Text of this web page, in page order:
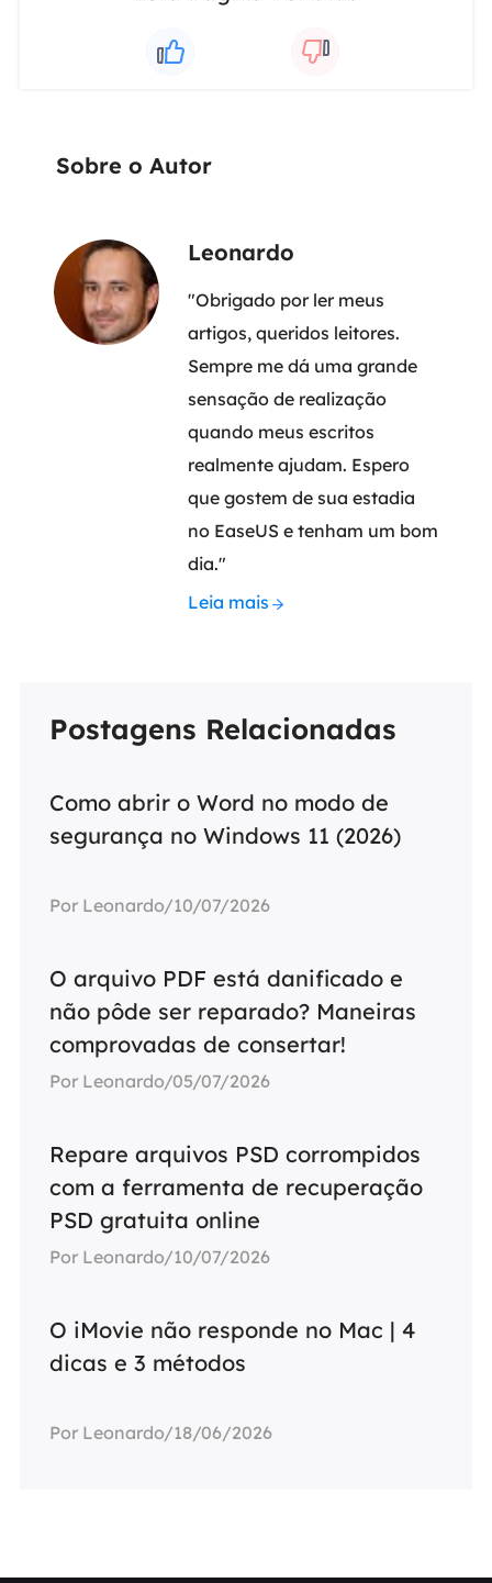
Sobre o Autor
Leonardo
"Obrigado por ler meus
artigos, queridos leitores.
Sempre me dá uma grande
sensação de realização
quando meus escritos
realmente ajudam. Espero
que gostem de sua estadia
no EaseUS e tenham um bom
dia."
Leia mais
Postagens Relacionadas
Como abrir o Word no modo de
segurança no Windows 11 (2026)
Por Leonardo/10/07/2026
O arquivo PDF está danificado e
não pôde ser reparado? Maneiras
comprovadas de consertar!
Por Leonardo/05/07/2026
Repare arquivos PSD corrompidos
com a ferramenta de recuperação
PSD gratuita online
Por Leonardo/10/07/2026
O iMovie não responde no Mac | 4
dicas e 3 métodos
Por Leonardo/18/06/2026